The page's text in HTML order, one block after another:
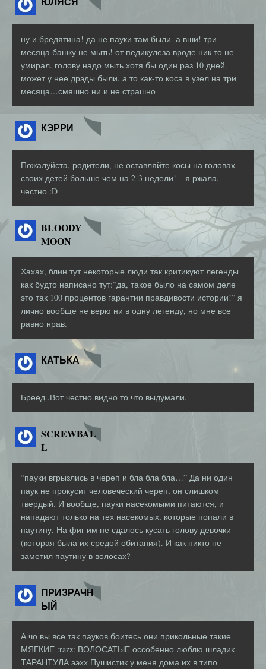
ну и бредятина! да не пауки там были. а вши! три
месяца башку не мыть! от педикулеза вроде ник то не
умирал. голову надо мыть хотя бы один раз 10 дней.
может у нее дрэды были. а то как-то коса в узел на три
месяца…смяшно ни и не страшно
КЭРРИ
Пожалуйста, родители, не оставляйте косы на головах
своих детей больше чем на 2-3 недели! – я ржала,
честно :D
BLOODY
MOON
Хахах, блин тут некоторые люди так критикуют легенды
как будто написано тут:”да, такое было на самом деле
это так 100 процентов гарантии правдивости истории!” я
лично вообще не верю ни в одну легенду, но мне все
равно нрав.
КАТЬКА
Бреед..Вот честно.видно то что выдумали.
SCREWBAL
L
“пауки вгрызлись в череп и бла бла бла…” Да ни один
паук не прокусит человеческий череп, он слишком
твердый. И вообще, пауки насекомыми питаются, и
нападают только на тех насекомых, которые попали в
паутину. На фиг им не сдалось кусать голову девочки
(которая была их средой обитания). И как никто не
заметил паутину в волосах?
ПРИЗРАЧН
ЫЙ
А чо вы все так пауков боитесь они прикольные такие
МЯГКИЕ :razz: ВОЛОСАТЫЕ оссобенно люблю шладик
ТАРАНТУЛА ээхх Пушистик у меня дома их в типо